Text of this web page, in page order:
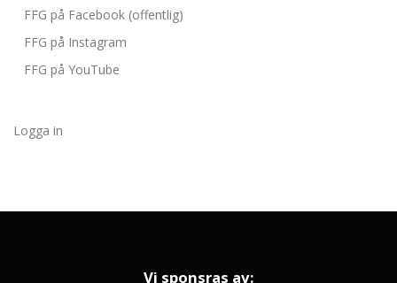
FFG på Facebook (offentlig)
FFG på Instagram
FFG på YouTube
Logga in
Vi sponsras av: